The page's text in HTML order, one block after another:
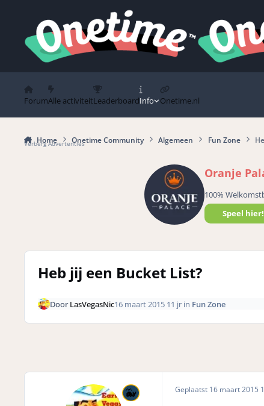
ForumAlle activiteitLeaderboardInfo Onetime.nl
Home Onetime Community Algemeen Fun Zone
Verberg Advertenties
Oranje
100%
Speel hier!
Heb jij een Bucket List?
DoorLasVegasNic16 maart 2015 11 jrin Fun Zone
Geplaatst 16 maart 2015